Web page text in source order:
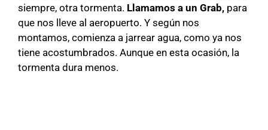
siempre, otra tormenta. Llamamos a un Grab, para
que nos lleve al aeropuerto. Y según nos
montamos, comienza a jarrear agua, como ya nos
tiene acostumbrados. Aunque en esta ocasión, la
tormenta dura menos.